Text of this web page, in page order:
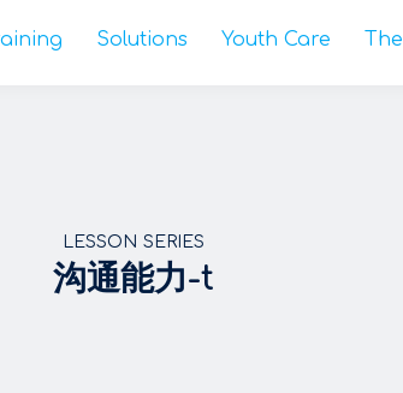
Solutions Youth Care
LESSON SERIES
沟通能力-t